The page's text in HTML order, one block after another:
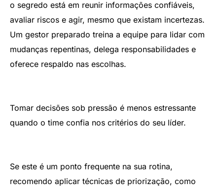
o segredo está em reunir informações confiáveis,
avaliar riscos e agir, mesmo que existam incertezas.
Um gestor preparado treina a equipe para lidar com
mudanças repentinas, delega responsabilidades e
oferece respaldo nas escolhas.
Tomar decisões sob pressão é menos estressante
quando o time confia nos critérios do seu líder.
Se este é um ponto frequente na sua rotina,
recomendo aplicar técnicas de priorização, como